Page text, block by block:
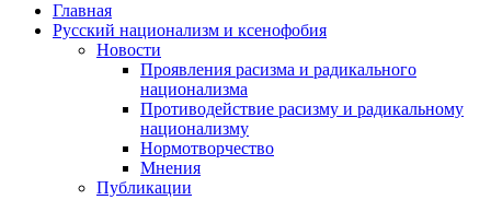
Главная
Русский национализм и ксенофобия
Новости
Проявления расизма и радикального
национализма
Противодействие расизму и радикальному
национализму
Нормотворчество
Мнения
Публикации